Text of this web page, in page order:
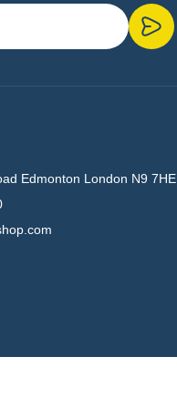
Edmonton London N9 7HE